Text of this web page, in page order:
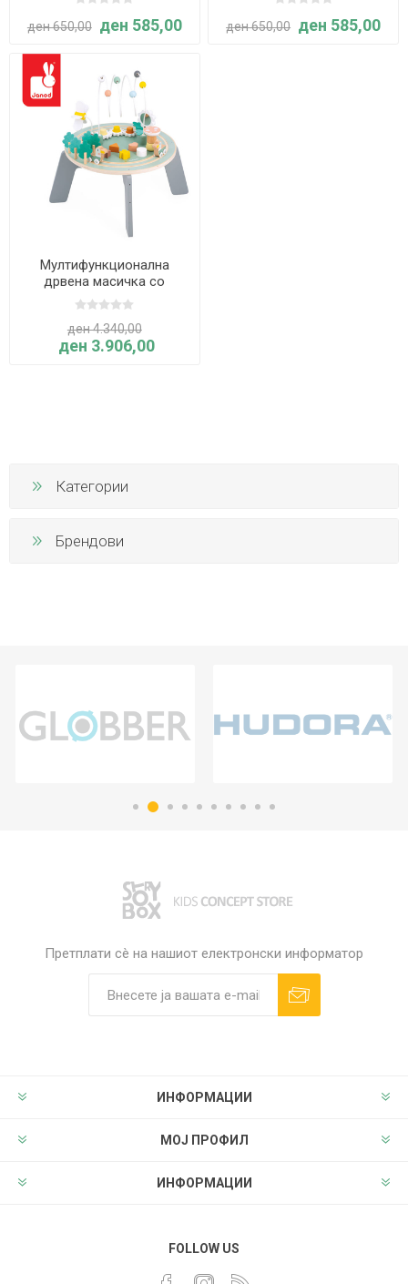
ден 650,00 ден 585,00 ден 650,00 ден 585,00
Мултифункционална
дрвена масичка со
активности ГРАДИНА -
Sweet Cocoon (со
прилагодлива висина) -
Janod
ден 4.340,00
ден 3.906,00
Категории
Брендови
Претплати сè на нашиот електронски информатор
ИНФОРМАЦИИ
МОЈ ПРОФИЛ
ИНФОРМАЦИИ
FOLLOW US